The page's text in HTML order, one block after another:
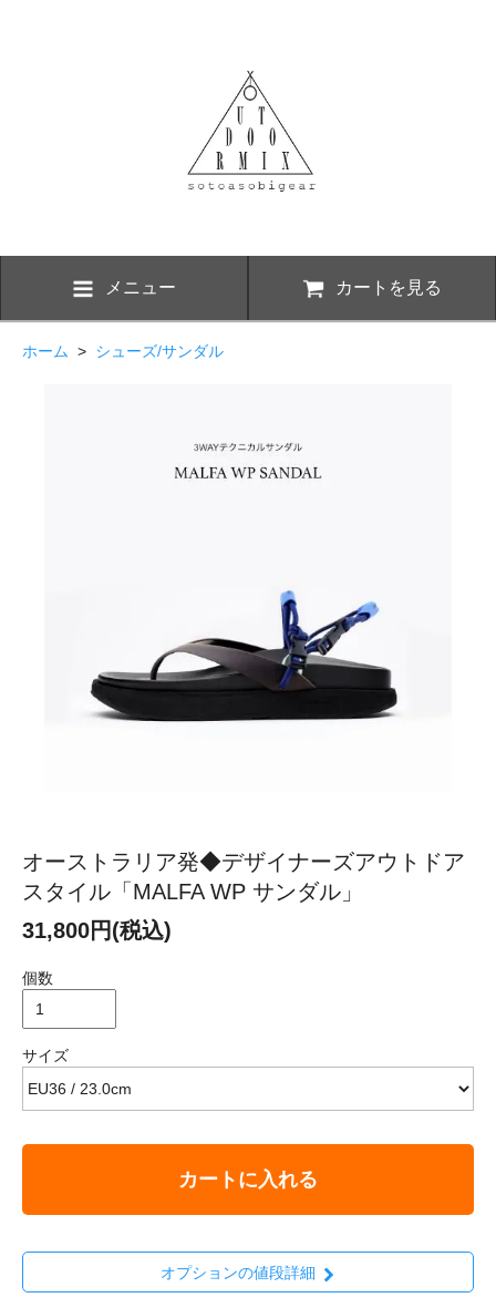
メニュー カートを見る
ホーム > シューズ/サンダル
オーストラリア発◆デザイナーズアウトドア
スタイル「MALFA WP サンダル」
31,800円(税込)
個数
サイズ
カートに入れる
オプションの値段詳細